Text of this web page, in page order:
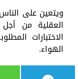
ويتعين على
العقلية من
الاختبارات
الهواء.